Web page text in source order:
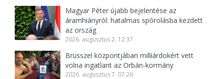
Magyar Péter újabb bejelentése az
áramhiányról: hatalmas spórolásba kezdett
az ország
2026. augusztus 2. 12:37
Brüsszel központjában milliárdokért vett
volna ingatlant az Orbán-kormány
2026. augusztus 7. 07:26